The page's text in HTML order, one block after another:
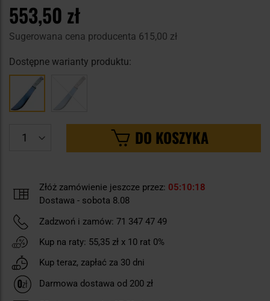
553,50 zł
Sugerowana cena producenta 615,00 zł
Dostępne warianty produktu:
DO KOSZYKA
Złóż zamówienie jeszcze przez: 05 10 17
Dostawa - sobota 8.08
Zadzwoń i zamów: 71 347 47 49
Kup na raty: 55,35 zł x 10 rat 0%
Kup teraz, zapłać za 30 dni
Darmowa dostawa od 200 zł